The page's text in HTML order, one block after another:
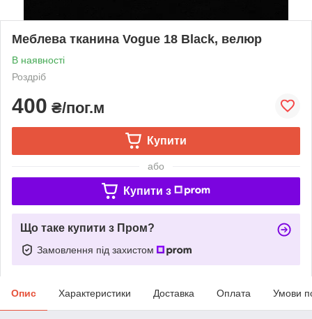
Меблева тканина Vogue 18 Black, велюр
В наявності
Роздріб
400 ₴/пог.м
Купити
або
Купити з
Що таке купити з Пром?
Замовлення під захистом
Опис Характеристики Доставка Оплата Умови